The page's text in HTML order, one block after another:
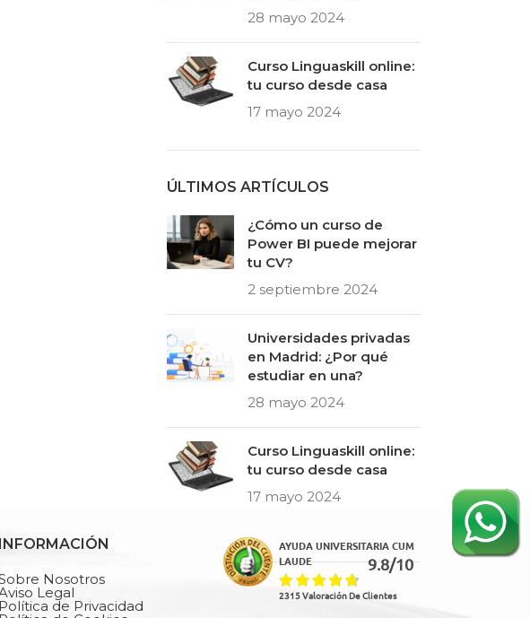
28 mayo 2024
Curso Linguaskill online:
tu curso desde casa
17 mayo 2024
ÚLTIMOS ARTÍCULOS
¿Cómo un curso de
Power BI puede mejorar
tu CV?
2 septiembre 2024
Universidades privadas
en Madrid: ¿Por qué
estudiar en una?
28 mayo 2024
Curso Linguaskill online:
tu curso desde casa
17 mayo 2024
INFORMACIÓN
Nosotros
Legal
Política de Privacidad
AYUDA UNIVERSITARIA CUM
LAUDE
9.8/10
2315 Valoración De Clientes